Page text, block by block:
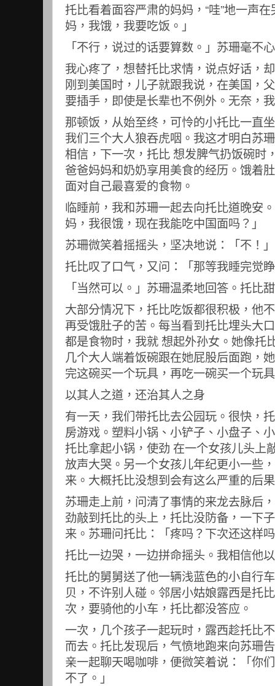
托比看着面容严肃的妈妈，“哇”地一声
妈，我饿，我要吃饭。」
「不行，说过的话要算数。」苏珊毫不
我心疼了，想替托比求情，说点好话，
刚到美国时，儿子就跟我说，在美国，
要插手，即使是长辈也不例外。无奈，
那顿饭，从始至终，可怜的小托比一直
我们三个大人狼吞虎咽。我这才明白苏
相信，下一次，托比 想发脾气扔饭碗时
爸爸妈妈和奶奶享用美食的经历。饿着
面对自己最喜爱的食物。
临睡前，我和苏珊一起去向托比道晚安
妈，我很饿，现在我能吃中国面吗？」
苏珊微笑着摇摇头，坚决地说：「不！」
托比叹了口气，又问：「那等我睡完觉
「当然可以。」苏珊温柔地回答。托比
大部分情况下，托比吃饭都很积极，他
再受饿肚子的苦。每当看到托比埋头大
都是食物时，我就 想起外孙女。她像托
几个大人端着饭碗跟在她屁股后面跑，
完这碗买一个玩具，再吃一碗买一个玩
以其人之道，还治其人之身
有一天，我们带托比去公园玩。很快，
房游戏。塑料小锅、小铲子、小盘子、
托比拿起小锅，使劲 在一个女孩儿头上
放声大哭。另一个女孩儿年纪更小一些
来。大概托比没想到会有这么严重的后
苏珊走上前，问清了事情的来龙去脉后
劲敲到托比的头上，托比没防备，一下
来。苏珊问托比：「疼吗？下次还这样
托比一边哭，一边拼命摇头。我相信他
托比的舅舅送了他一辆浅蓝色的小自行
贝，不许别人碰。邻居小姑娘露西是托
次，要骑他的小车，托比都没答应。
一次，几个孩子一起玩时，露西趁托比
而去。托比发现后，气愤地跑来向苏珊
亲一起聊天喝咖啡，便微笑着说：「你
不了。」